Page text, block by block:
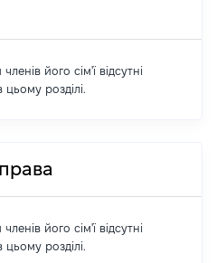
його сім'ї відсутні
розділі.
його сім'ї відсутні
розділі.